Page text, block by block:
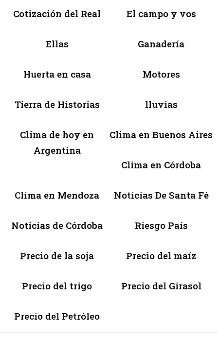
Cotización del Real El campo y vos
Ellas Ganadería
Huerta en casa Motores
Tierra de Historias lluvias
Clima de hoy en
Argentina
Clima en Buenos Aires
Clima en Córdoba
Clima en Mendoza Noticias De Santa Fé
Noticias de Córdoba Riesgo País
Precio de la soja Precio del maíz
Precio del trigo Precio del Girasol
Precio del Petróleo